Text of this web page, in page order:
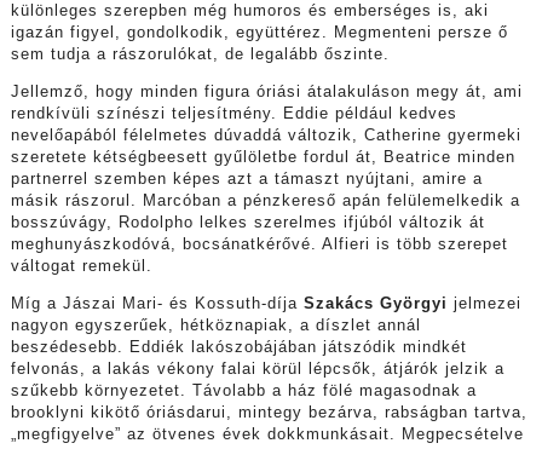
különleges szerepben még humoros és emberséges is, aki
igazán figyel, gondolkodik, együttérez. Megmenteni persze ő
sem tudja a rászorulókat, de legalább őszinte.
Jellemző, hogy minden figura óriási átalakuláson megy át, ami
rendkívüli színészi teljesítmény. Eddie például kedves
nevelőapából félelmetes dúvaddá változik, Catherine gyermeki
szeretete kétségbeesett gyűlöletbe fordul át, Beatrice minden
partnerrel szemben képes azt a támaszt nyújtani, amire a
másik rászorul. Marcóban a pénzkereső apán felülemelkedik a
bosszúvágy, Rodolpho lelkes szerelmes ifjúból változik át
meghunyászkodóvá, bocsánatkérővé. Alfieri is több szerepet
váltogat remekül.
Míg a Jászai Mari- és Kossuth-díja Szakács Györgyi jelmezei
nagyon egyszerűek, hétköznapiak, a díszlet annál
beszédesebb. Eddiék lakószobájában játszódik mindkét
felvonás, a lakás vékony falai körül lépcsők, átjárók jelzik a
szűkebb környezetet. Távolabb a ház fölé magasodnak a
brooklyni kikötő óriásdarui, mintegy bezárva, rabságban tartva,
„megfigyelve” az ötvenes évek dokkmunkásait. Megpecsételve